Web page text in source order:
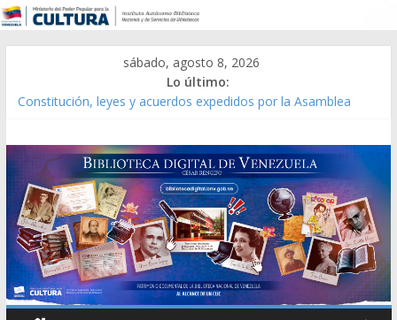
sábado, agosto 8, 2026
Lo último:
Catálogo temático de obras de Modesta Bor
Constitución, leyes y acuerdos expedidos por la Asamblea
Una Parálisis [material gráfico]
Modesta Bor Sánchez [material gráfico]
Gaceta Oficial de la República de Venezuela año CXXXIII Mes V,
Caracas 09 de marzo de 2006 N° 38.394